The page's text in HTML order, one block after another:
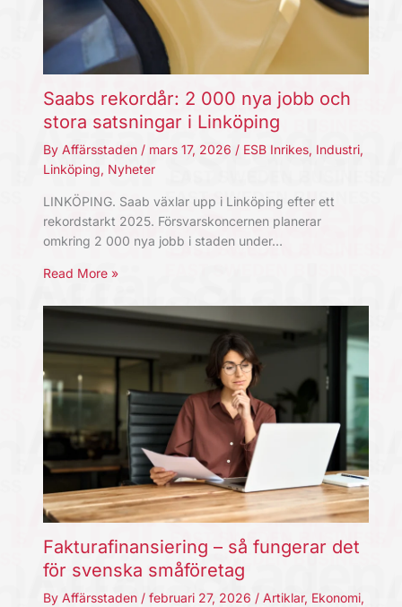
Saabs rekordår: 2 000 nya jobb och
stora satsningar i Linköping
By Affärsstaden / mars 17, 2026 / ESB Inrikes, Industri,
Linköping, Nyheter
LINKÖPING. Saab växlar upp i Linköping efter ett
rekordstarkt 2025. Försvarskoncernen planerar
omkring 2 000 nya jobb i staden under…
Read More »
Fakturafinansiering – så fungerar det
för svenska småföretag
By Affärsstaden / februari 27, 2026 / Artiklar, Ekonomi,